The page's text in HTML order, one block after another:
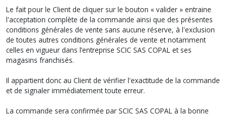
Le fait pour le Client de cliquer sur le bouton « valider » entraine
l'acceptation complète de la commande ainsi que des présentes
conditions générales de vente sans aucune réserve, à l'exclusion
de toutes autres conditions générales de vente et notamment
celles en vigueur dans l’entreprise SCIC SAS COPAL et ses
magasins franchisés.
Il appartient donc au Client de vérifier l'exactitude de la commande
et de signaler immédiatement toute erreur.
La commande sera confirmée par SCIC SAS COPAL à la bonne